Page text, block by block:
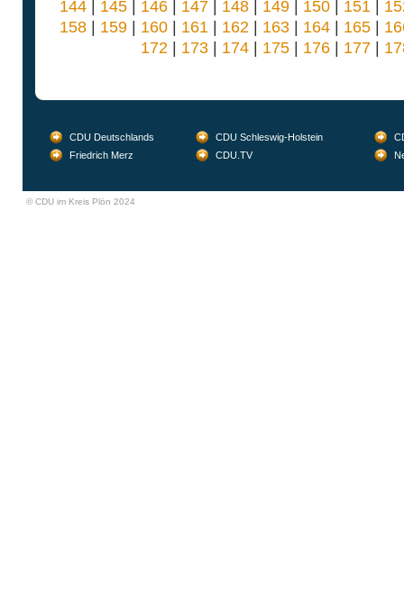
144| 145| 146| 147| 148| 149| 150| 151
158| 159| 160| 161 | 162 | 163| 164| 165|
172 | 173| 174| 175| 176| 177|
CDU Deutschlands CDU Schleswig-Holstein
Friedrich Merz
CDU.TV
© CDU im Kreis Plön 2024